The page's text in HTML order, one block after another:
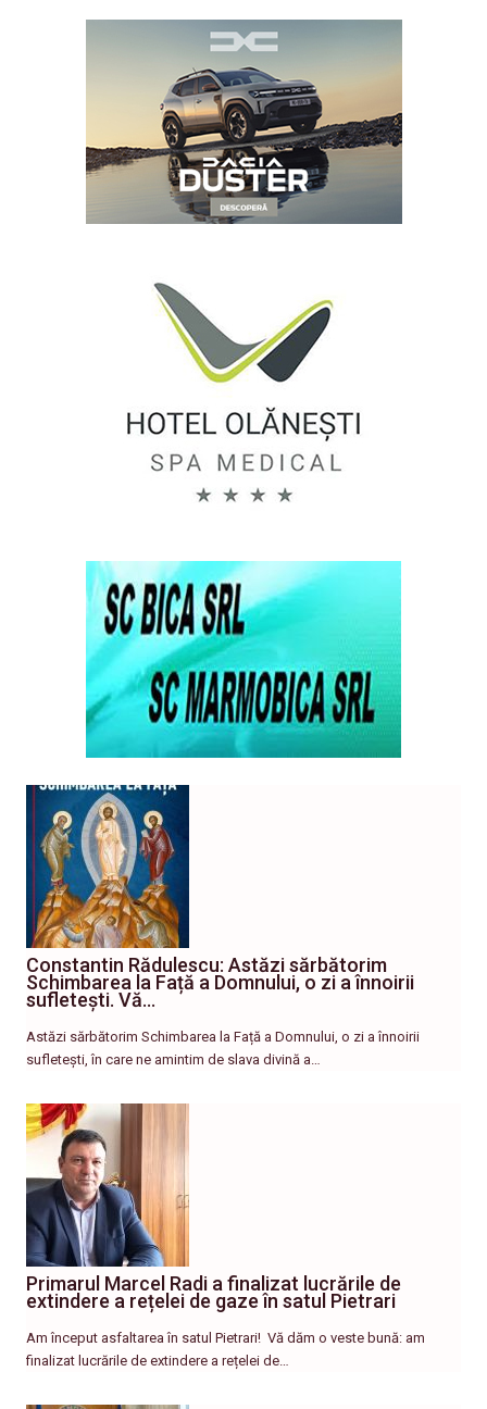
Constantin Rădulescu: Astăzi sărbătorim
Schimbarea la Față a Domnului, o zi a înnoirii
sufletești. Vă…
Astăzi sărbătorim Schimbarea la Față a Domnului, o zi a înnoirii
sufletești, în care ne amintim de slava divină a…
Primarul Marcel Radi a finalizat lucrările de
extindere a rețelei de gaze în satul Pietrari
Am început asfaltarea în satul Pietrari! ​ Vă dăm o veste bună: am
finalizat lucrările de extindere a rețelei de…